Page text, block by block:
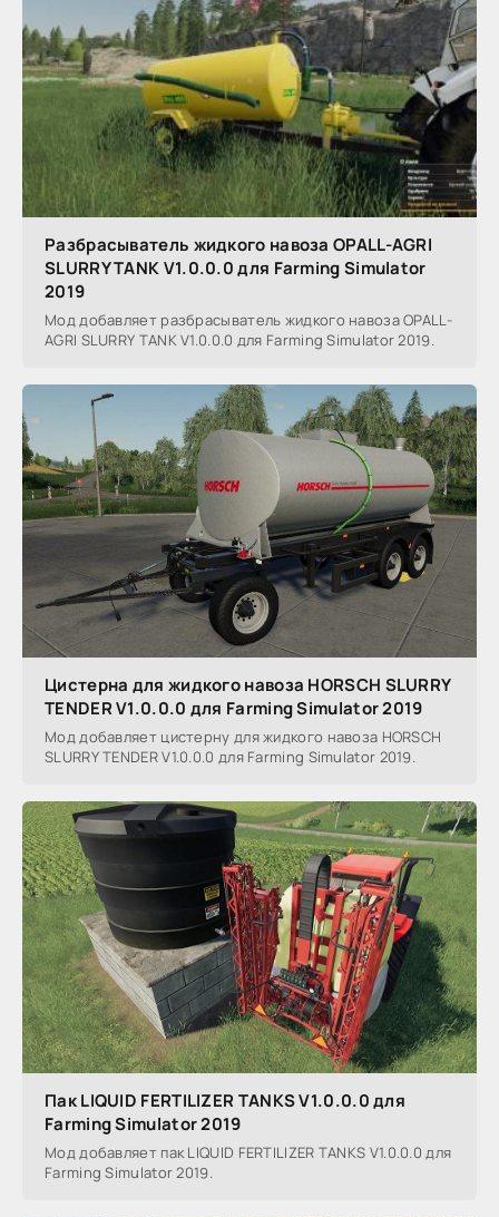
Разбрасыватель жидкого навоза OPALL-AGRI
SLURRY TANK V1.0.0.0 для Farming Simulator
2019
Мод добавляет разбрасыватель жидкого навоза OPALL-
AGRI SLURRY TANK V1.0.0.0 для Farming Simulator 2019.
Цистерна для жидкого навоза HORSCH SLURRY
TENDER V1.0.0.0 для Farming Simulator 2019
Мод добавляет цистерну для жидкого навоза HORSCH
SLURRY TENDER V1.0.0.0 для Farming Simulator 2019.
Пак LIQUID FERTILIZER TANKS V1.0.0.0 для
Farming Simulator 2019
Мод добавляет пак LIQUID FERTILIZER TANKS V1.0.0.0 для
Farming Simulator 2019.